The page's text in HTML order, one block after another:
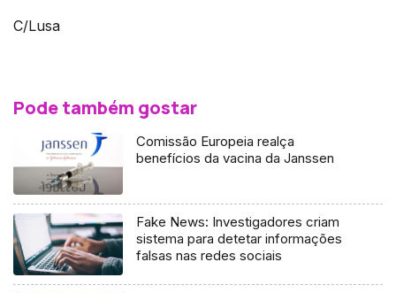
C/Lusa
Pode também gostar
Comissão Europeia realça
benefícios da vacina da Janssen
Fake News: Investigadores criam
sistema para detetar informações
falsas nas redes sociais